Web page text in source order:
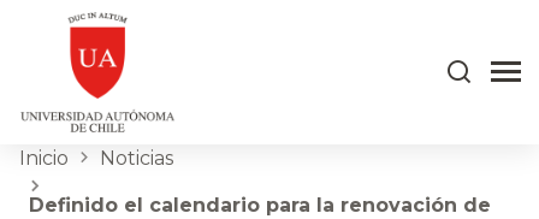
Inicio Noticias
Definido el calendario para la renovación de